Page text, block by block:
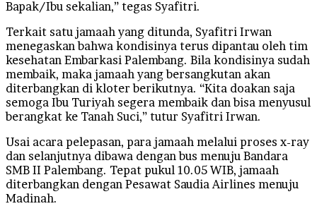
Bapak/Ibu sekalian,” tegas Syafitri.
Terkait satu jamaah yang ditunda, Syafitri Irwan
menegaskan bahwa kondisinya terus dipantau oleh tim
kesehatan Embarkasi Palembang. Bila kondisinya sudah
membaik, maka jamaah yang bersangkutan akan
diterbangkan di kloter berikutnya. “Kita doakan saja
semoga Ibu Turiyah segera membaik dan bisa menyusul
berangkat ke Tanah Suci,” tutur Syafitri Irwan.
Usai acara pelepasan, para jamaah melalui proses x-ray
dan selanjutnya dibawa dengan bus menuju Bandara
SMB II Palembang. Tepat pukul 10.05 WIB, jamaah
diterbangkan dengan Pesawat Saudia Airlines menuju
Madinah.